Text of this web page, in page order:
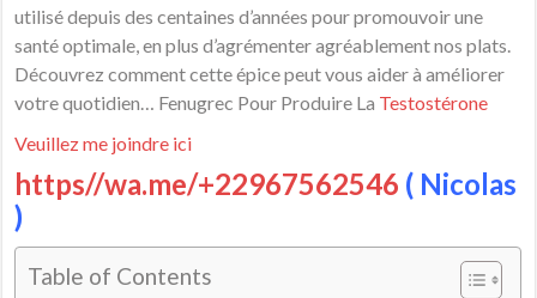
utilisé depuis des centaines d’années pour promouvoir une
santé optimale, en plus d’agrémenter agréablement nos plats.
Découvrez comment cette épice peut vous aider à améliorer
votre quotidien… Fenugrec Pour Produire La Testostérone
Veuillez me joindre ici
https//wa.me/+22967562546 ( Nicolas
)
Table of Contents